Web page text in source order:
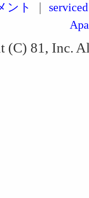
ント
(C) 81, Inc.